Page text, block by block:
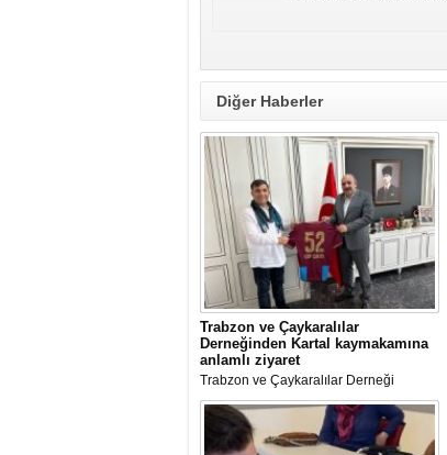
Diğer Haberler
Trabzon ve Çaykaralılar
Derneğinden Kartal kaymakamına
anlamlı ziyaret
Trabzon ve Çaykaralılar Derneği
yönetim kurulu Kartal Kaymakamı Edip
Çakıcı'yı ziyaret etti.